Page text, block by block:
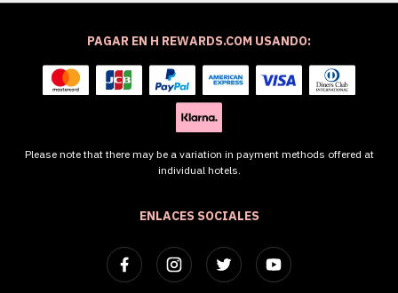
ENLACES SOCIALES
PAGAR EN H REWARDS.COM USANDO:
Please note that there may be a variation in payment methods offered at
individual hotels.